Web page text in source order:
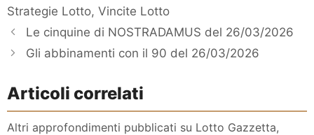
Strategie Lotto, Vincite Lotto
Le cinquine di NOSTRADAMUS del 26/03/2026
Gli abbinamenti con il 90 del 26/03/2026
Articoli correlati
Altri approfondimenti pubblicati su Lotto Gazzetta,